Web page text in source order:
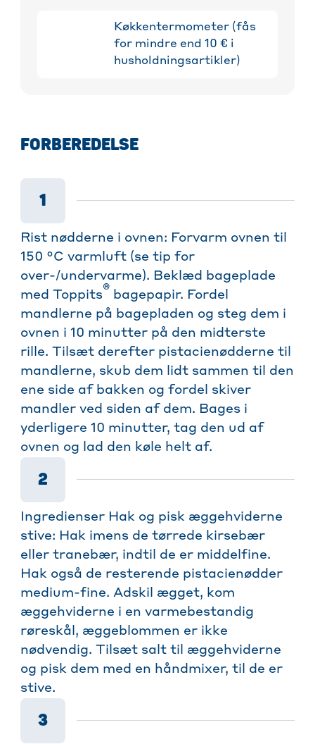
Køkkentermometer (fås
for mindre end 10 € i
husholdningsartikler)
FORBEREDELSE
1
Rist nødderne i ovnen: Forvarm ovnen til
150 °C varmluft (se tip for
over-/undervarme). Beklæd bageplade
med Toppits® bagepapir. Fordel
mandlerne på bagepladen og steg dem i
ovnen i 10 minutter på den midterste
rille. Tilsæt derefter pistacienødderne til
mandlerne, skub dem lidt sammen til den
ene side af bakken og fordel skiver
mandler ved siden af dem. Bages i
yderligere 10 minutter, tag den ud af
ovnen og lad den køle helt af.
2
Ingredienser Hak og pisk æggehviderne
stive: Hak imens de tørrede kirsebær
eller tranebær, indtil de er middelfine.
Hak også de resterende pistacienødder
medium-fine. Adskil ægget, kom
æggehviderne i en varmebestandig
røreskål, æggeblommen er ikke
nødvendig. Tilsæt salt til æggehviderne
og pisk dem med en håndmixer, til de er
stive.
3